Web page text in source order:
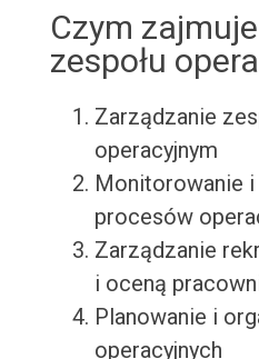
Czym
zespołu
Zarządzanie
operacyjnym
Monitorowanie
procesów
Zarządzanie
i oceną
Planowanie i
operacyjnych